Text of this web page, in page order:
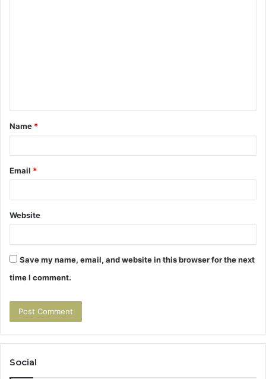
t
*
Name *
Email *
Website
Save my name, email, and website in this browser for the next
time I comment.
Social